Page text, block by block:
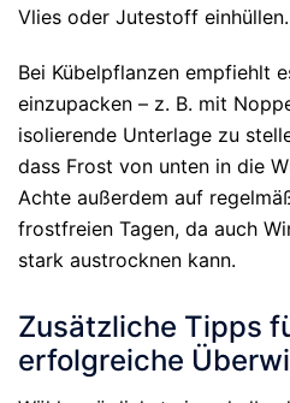
Vlies oder Jutestoff einhüllen.
Bei Kübelpflanzen empfiehlt
einzupacken – z. B. mit
isolierende Unterlage zu
dass Frost von unten in die
Achte außerdem auf
frostfreien Tagen, da auch
stark austrocknen kann.
Zusätzliche Tipps
erfolgreiche